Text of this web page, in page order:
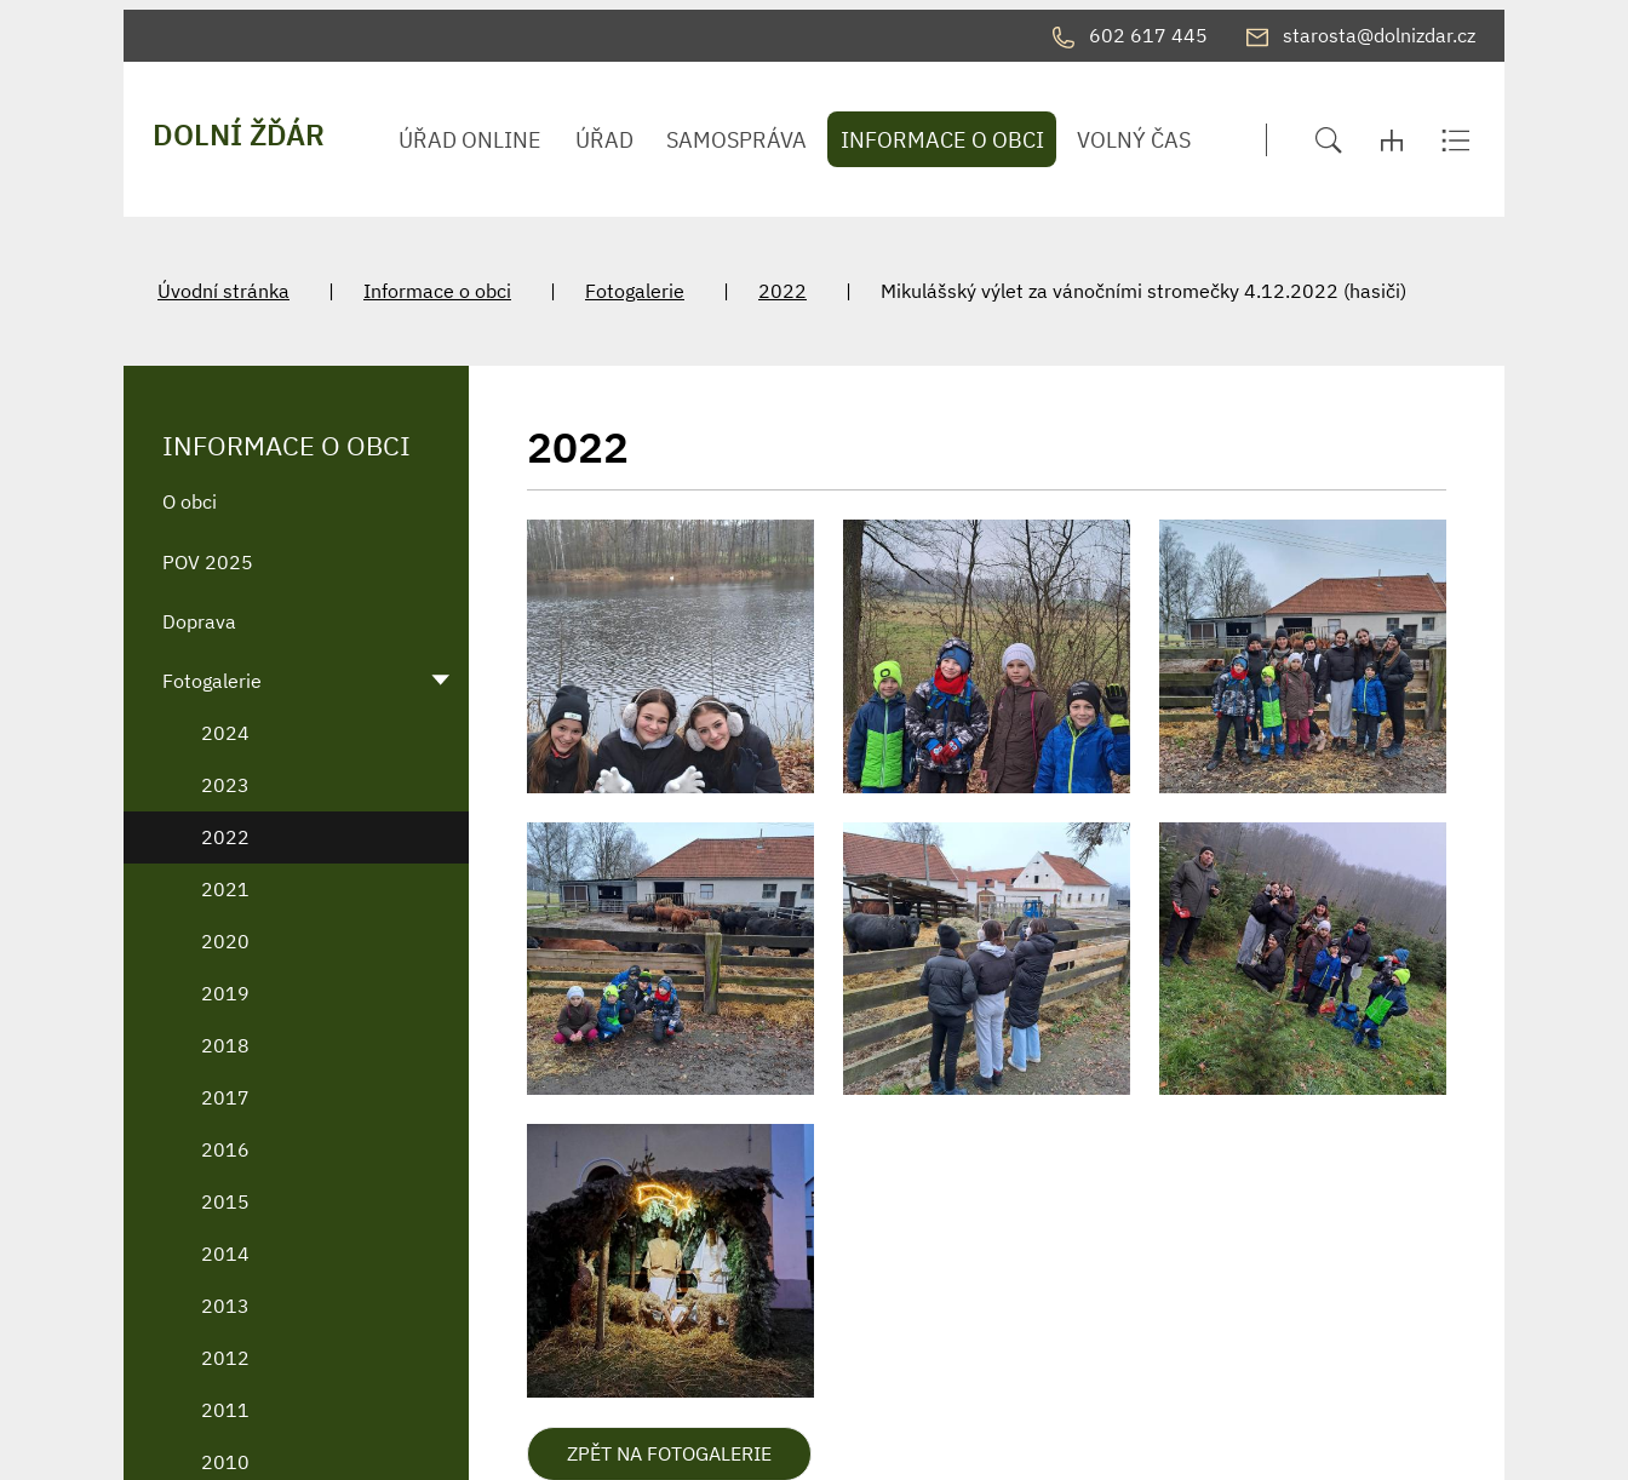
602 617 445 starosta@dolnizdar.cz
DOLNÍ ŽĎÁR ÚŘAD ONLINE ÚŘAD SAMOSPRÁVA INFORMACE O OBCI VOLNÝ ČAS
Úvodní stránka Informace o obci Fotogalerie 2022 Mikulášský výlet za vánočními stromečky 4.12.2022 (hasiči)
2022
ZPĚT NA FOTOGALERIE
INFORMACE O OBCI
O obci
POV 2025
Doprava
Fotogalerie
2024
2023
2022
2021
2020
2019
2018
2017
2016
2015
2014
2013
2012
2011
2010